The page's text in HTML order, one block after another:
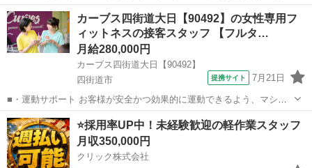
える！！🎊 📩 気になったら、とりあえず続きを👀！ ＿＿＿＿＿＿＿
＿＿＿＿＿＿＿＿＿＿＿＿＿＿ 🔥 この仕事、ぶっちゃけ何する？✨
🛠...
千葉 四街道市 電気 未経験
カーブス四街道大日【90492】の女性専用フ
ィットネスの接客スタッフ 【フルタ…
月給280,000円
カーブス四街道大日【90492】
四街道市
提携サイト 7月21日
■・運動サポート お客様が安全かつ効果的に運動できるよう、マシン
の使い方をアドバイスします。運動が初めての方や苦手な方がほとん
どなので、難しい指導はありません。「今日はこの動きを意識しまし
ょう！」といったお声がけをしながら、...
千葉 四街道市 その他
⭐採用率UP中！未経験歓迎の軽作業スタッフ
月収350,000円
クリック株式会社